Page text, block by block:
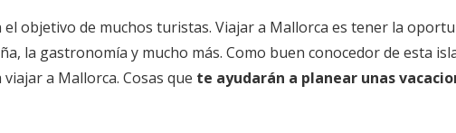
objetivo de muchos turistas. Viajar a Mallorca es tener la
la gastronomía y mucho más. Como buen conocedor de esta
a Mallorca. Cosas que te ayudarán a planear unas